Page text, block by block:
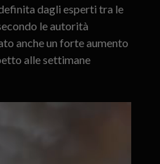
dagli esperti tra le
le autorità
anche un forte aumento
alle settimane